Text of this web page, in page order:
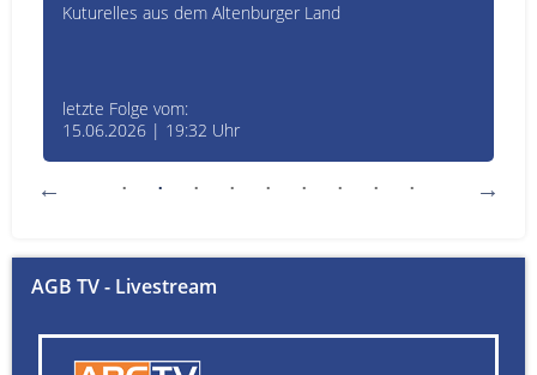
Kuturelles aus dem Altenburger Land
letzte Folge vom:
15.06.2026 | 19:32 Uhr
AGB TV - Livestream